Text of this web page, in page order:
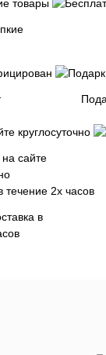
сайте
в